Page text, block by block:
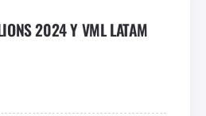
2024 Y VML LATAM